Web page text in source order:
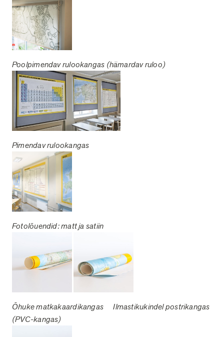
Poolpimendav rulookangas (hämardav ruloo)
Pimendav rulookangas
Fotolõuendid: matt ja satiin
Õhuke matkakaardikangasIlmastikukindel postrikangas
(PVC-kangas)